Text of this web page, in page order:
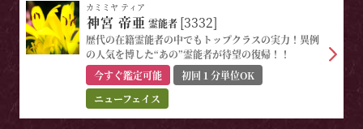
神宮 帝亜
カミミヤ ティア
霊能者 [3332]
歴代の在籍霊能者の中でもトップクラスの実力！異例
の人気を博した“あの”霊能者が待望の復帰！！
今すぐ鑑定可能
初回１分単位OK
ニューフェイス